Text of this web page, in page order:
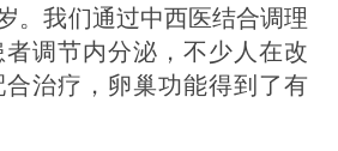
。我们通过中西医结合调理
调节内分泌，不少人在改
治疗，卵巢功能得到了有